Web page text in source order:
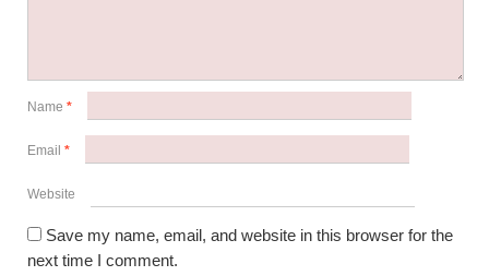
Name *
Email *
Website
Save my name, email, and website in this browser for the
next time I comment.